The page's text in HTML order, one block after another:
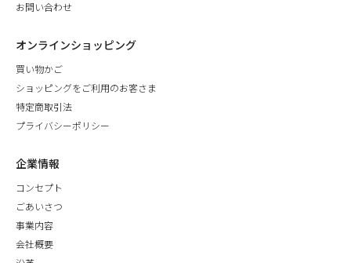
お問い合わせ
オンラインショッピング
買い物かご
ショッピングをご利用のお客さま
特定商取引法
プライバシーポリシー
企業情報
コンセプト
ごあいさつ
事業内容
会社概要